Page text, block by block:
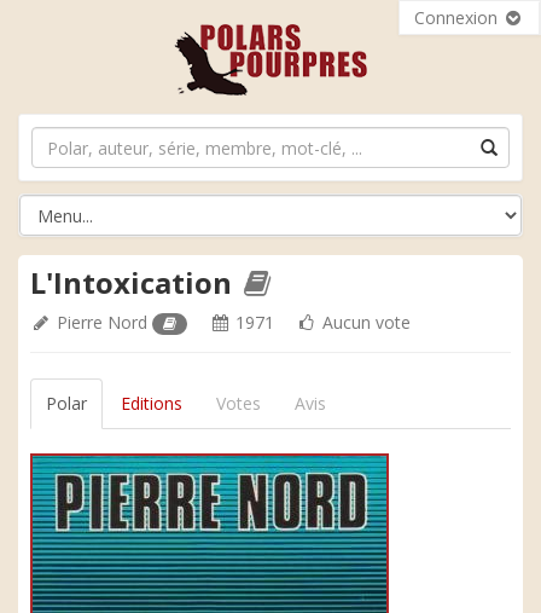
Connexion
L'Intoxication
Pierre Nord 1971 Aucun vote
Polar Editions Votes Avis